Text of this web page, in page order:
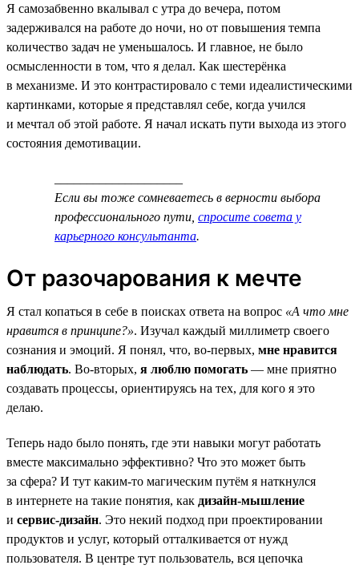
Я самозабвенно вкалывал с утра до вечера, потом
задерживался на работе до ночи, но от повышения темпа
количество задач не уменьшалось. И главное, не было
осмысленности в том, что я делал. Как шестерёнка
в механизме. И это контрастировало с теми идеалистическими
картинками, которые я представлял себе, когда учился
и мечтал об этой работе. Я начал искать пути выхода из этого
состояния демотивации.
Если вы тоже сомневаетесь в верности выбора
профессионального пути, спросите совета у
карьерного консультанта.
От разочарования к мечте
Я стал копаться в себе в поисках ответа на вопрос «А что мне
нравится в принципе?». Изучал каждый миллиметр своего
сознания и эмоций. Я понял, что, во-первых, мне нравится
наблюдать. Во-вторых, я люблю помогать — мне приятно
создавать процессы, ориентируясь на тех, для кого я это
делаю.
Теперь надо было понять, где эти навыки могут работать
вместе максимально эффективно? Что это может быть
за сфера? И тут каким-то магическим путём я наткнулся
в интернете на такие понятия, как дизайн-мышление
и сервис-дизайн. Это некий подход при проектировании
продуктов и услуг, который отталкивается от нужд
пользователя. В центре тут пользователь, вся цепочка